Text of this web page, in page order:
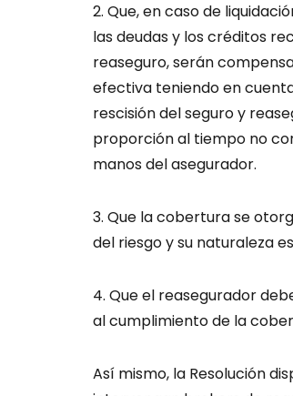
2. Que, en caso de
las deudas y los créditos
reaseguro, serán
efectiva teniendo en
rescisión del seguro y
proporción al tiempo no
manos del asegurador.
3. Que la cobertura se
del riesgo y su naturaleza
4. Que el reasegurador
al cumplimiento de la
Así mismo, la Resolución